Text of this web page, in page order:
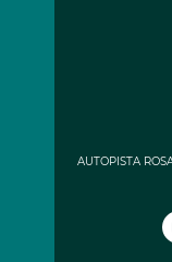
AUTOPISTA